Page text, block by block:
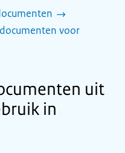
voor
uit
in